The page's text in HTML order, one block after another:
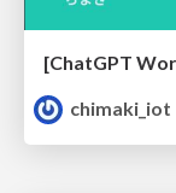
chimaki_iot